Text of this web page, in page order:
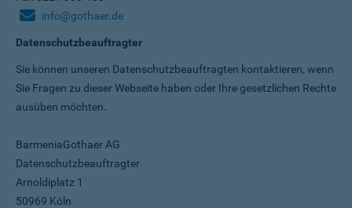
info@gothaer.de
Datenschutzbeauftragter
Sie können unseren Datenschutz­beauftragten kontaktieren, wenn
Sie Fragen zu dieser Webseite haben oder Ihre gesetzlichen Rechte
ausüben möchten.
BarmeniaGothaer AG
Datenschutzbeauftragter
Arnoldiplatz 1
50969 Köln